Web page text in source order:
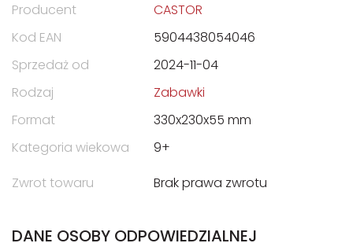
Producent
CASTOR
Kod EAN
5904438054046
Sprzedaż od
2024-11-04
Rodzaj
Zabawki
Format
330x230x55 mm
Kategoria wiekowa
9+
Zwrot towaru
Brak prawa zwrotu
DANE OSOBY ODPOWIEDZIALNEJ